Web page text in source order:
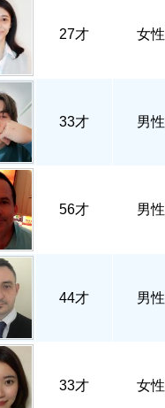
27才 女性
33才 男性
56才 男性
44才 男性
33才 女性